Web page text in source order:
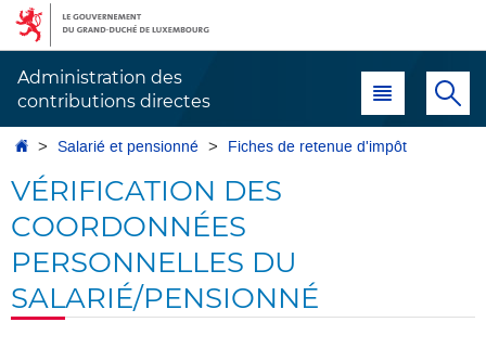
Aller
navigation
Aller
au
Administration des
contributions directes
Menu principal
AccueilSalarié et pensionné Fiches de retenue d'impôt
VÉRIFICATION DES
COORDONNÉES
PERSONNELLES DU
SALARIÉ/PENSIONNÉ